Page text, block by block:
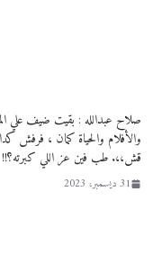
صلاح عبدالله : بقيت ضيف علي
والأفلام والحياة كمان ، فرفش
قش،،. طب فين عز اللي كبرته؟!!
31 ديسمبر، 2023